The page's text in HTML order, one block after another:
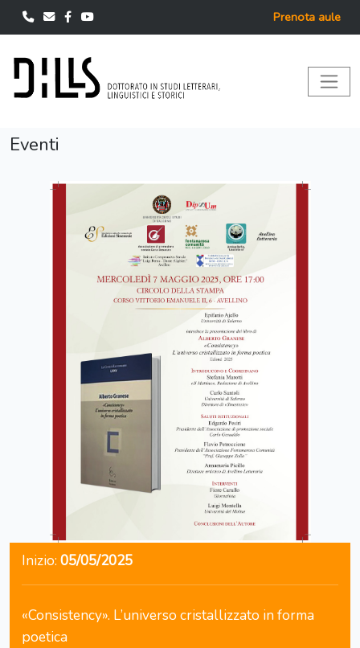
Prenota aule
Eventi
Inizio: 05/05/2025
«Consistency». L’universo cristallizzato in forma
poetica